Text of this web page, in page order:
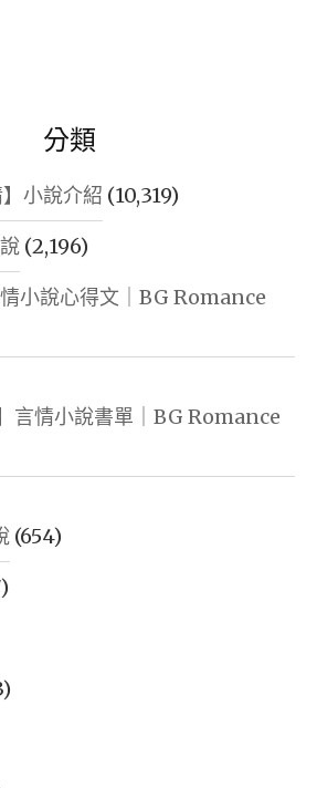
分類
小說介紹 (10,319)
(2,196)
情小說心得文｜BG Romance
言情小說書單｜BG Romance
(654)